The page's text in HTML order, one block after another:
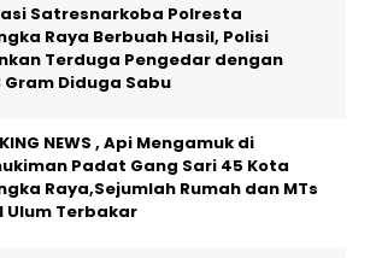
Satresnarkoba Polresta
Raya Berbuah Hasil, Polisi
Terduga Pengedar dengan
Gram Diduga Sabu
NEWS , Api Mengamuk di
Padat Gang Sari 45 Kota
Raya,Sejumlah Rumah dan MTs
Ulum Terbakar